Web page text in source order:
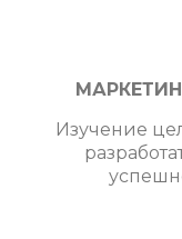
Изучение